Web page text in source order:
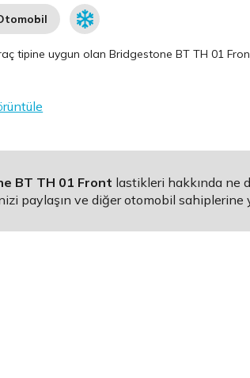
tipine uygun olanBridgestone BT TH 01
BT TH 01 Front lastikleri hakkında ne
paylaşın ve diğer otomobil sahiplerine